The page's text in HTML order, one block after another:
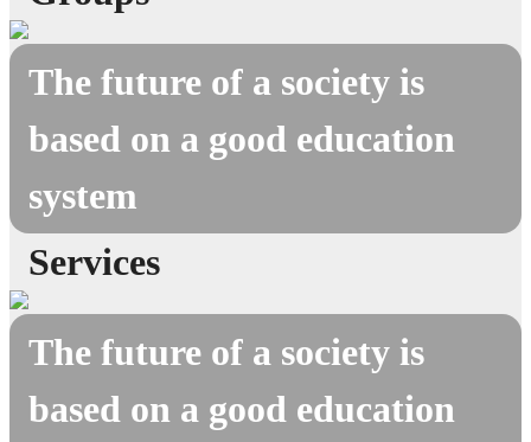
The future of a society is
based on a good education
system
Services
The future of a society is
based on a good education